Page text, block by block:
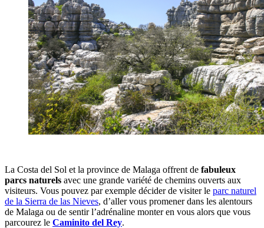
La Costa del Sol et la province de Malaga offrent de fabuleux
parcs naturels avec une grande variété de chemins ouverts aux
visiteurs. Vous pouvez par exemple décider de visiter le parc naturel
de la Sierra de las Nieves, d’aller vous promener dans les alentours
de Malaga ou de sentir l’adrénaline monter en vous alors que vous
parcourez le Caminito del Rey.